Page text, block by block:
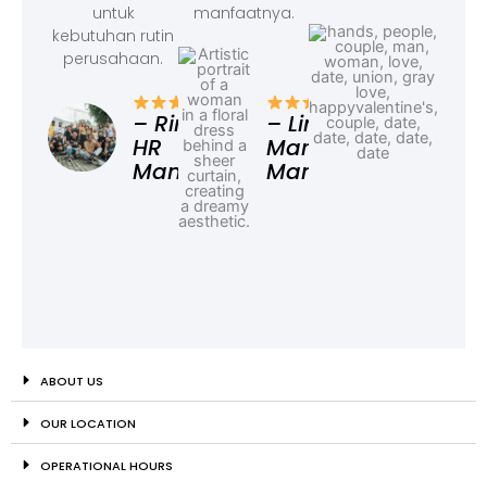
untuk
kebutuhan rutin
perusahaan.
– Rina,
HR
Manager
manfaatnya.
– Linda,
Marketing
Manager
ABOUT US
OUR LOCATION
OPERATIONAL HOURS